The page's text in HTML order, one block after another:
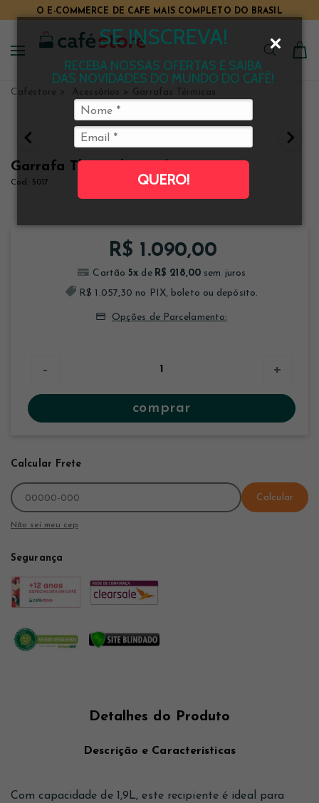
SE INSCREVA!
RECEBA NOSSAS OFERTAS E SAIBA
DAS NOVIDADES DO MUNDO DO CAFÉ!
QUERO!
O E-COMMERCE DE CAFÉ MAIS COMPLETO DO BRASIL
Cafestore Acessórios Garrafas Térmicas
Garrafa Thermal Carafe Bunn 1,9 L
5017
R$ 1.090,00
5x
R$ 218,00
R$ 1.057,30 no PIX, boleto ou depósito.
Opções de Parcelamento:
- +
comprar
Calcular Frete
Calcular
Não sei meu cep
Segurança
Detalhes do Produto
Descrição e Características
Com capacidade de 1,9L, este recipiente é ideal para